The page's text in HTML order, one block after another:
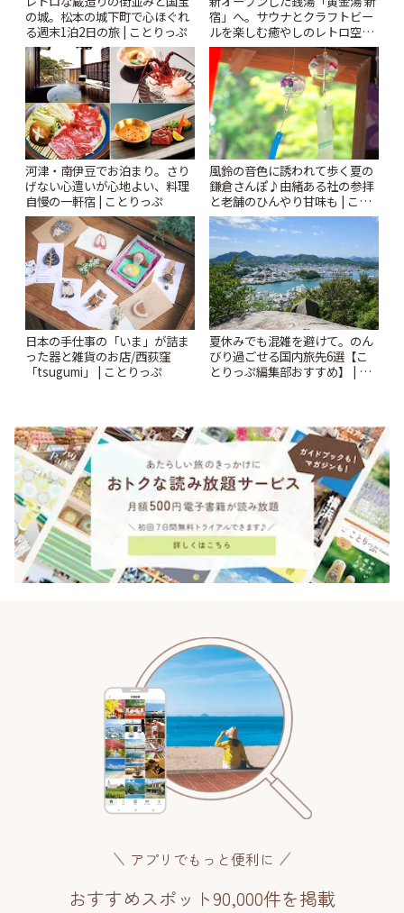
の城。松本の城下町で心ほぐれ
る週末1泊2日の旅 | ことりっぷ
宿」へ。サウナとクラフトビー
ルを楽しむ癒やしのレトロ空間
| ことりっぷ
河津・南伊豆でお泊まり。さり
げない心遣いが心地よい、料理
自慢の一軒宿 | ことりっぷ
風鈴の音色に誘われて歩く夏の
鎌倉さんぽ♪由緒ある社の参拝
と老舗のひんやり甘味も | こと
りっぷ
日本の手仕事の「いま」が詰ま
った器と雑貨のお店/西荻窪
「tsugumi」 | ことりっぷ
夏休みでも混雑を避けて。のん
びり過ごせる国内旅先6選【こ
とりっぷ編集部おすすめ】 | こ
アプリでもっと便利に
おすすめスポット90,000件を掲載